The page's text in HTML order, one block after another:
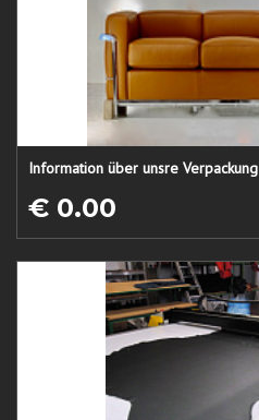
Information über unsre Verpackung
€ 0.00